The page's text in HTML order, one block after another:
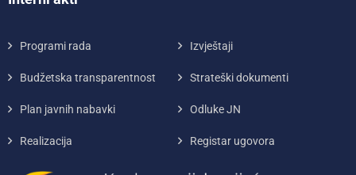
Programi rada Izvještaji
Budžetska transparentnost Strateški dokumenti
Plan javnih nabavki Odluke JN
Realizacija Registar ugovora